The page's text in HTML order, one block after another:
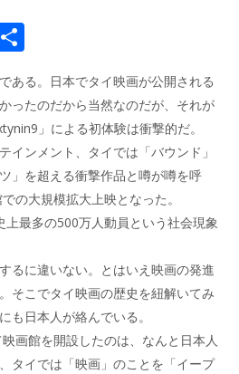
有
ある。日本でタイ映画が公開される
ったのだから当然なのだが、それが
」による初体験は衝撃的だ。
インメント、タイでは「バウンド」
」を超える衝撃作品と噂が噂を呼
の大規模拡大上映となった。
最多の500万人動員という社会現象
るに違いない。とはいえ映画の発進
そこでタイ映画の歴史を紐解いてみ
も日本人が絡んでいる。
画館を開設したのは、なんと日本人
タイでは「映画」のことを「イープ